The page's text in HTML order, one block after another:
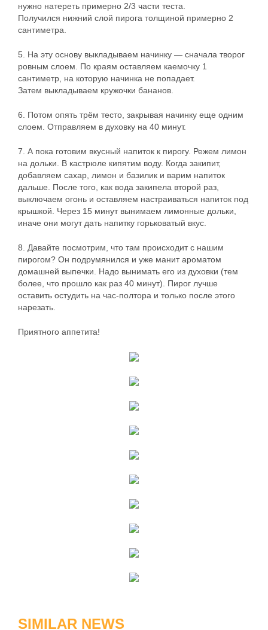
нужно натереть примерно 2/3 части теста.
Получился нижний слой пирога толщиной примерно 2
сантиметра.
5. На эту основу выкладываем начинку — сначала творог
ровным слоем. По краям оставляем каемочку 1
сантиметр, на которую начинка не попадает.
Затем выкладываем кружочки бананов.
6. Потом опять трём тесто, закрывая начинку еще одним
слоем. Отправляем в духовку на 40 минут.
7. А пока готовим вкусный напиток к пирогу. Режем лимон
на дольки. В кастрюле кипятим воду. Когда закипит,
добавляем сахар, лимон и базилик и варим напиток
дальше. После того, как вода закипела второй раз,
выключаем огонь и оставляем настраиваться напиток под
крышкой. Через 15 минут вынимаем лимонные дольки,
иначе они могут дать напитку горьковатый вкус.
8. Давайте посмотрим, что там происходит с нашим
пирогом? Он подрумянился и уже манит ароматом
домашней выпечки. Надо вынимать его из духовки (тем
более, что прошло как раз 40 минут). Пирог лучше
оставить остудить на час-полтора и только после этого
нарезать.
Приятного аппетита!
SIMILAR NEWS